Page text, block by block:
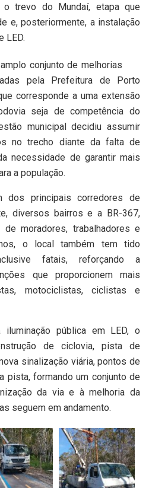
trevo do Mundaí, etapa que
e, posteriormente, a instalação
LED.
conjunto de melhorias
pela Prefeitura de Porto
corresponde a uma extensão
seja de competência do
municipal decidiu assumir
no trecho diante da falta de
necessidade de garantir mais
a população.
dos principais corredores de
diversos bairros e a BR-367,
moradores, trabalhadores e
o local também tem tido
fatais, reforçando a
que proporcionem mais
motociclistas, ciclistas e
pública em LED, o
de ciclovia, pista de
sinalização viária, pontos de
pista, formando um conjunto de
da via e à melhoria da
seguem em andamento.